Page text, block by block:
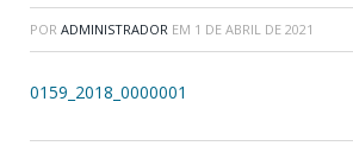
POR ADMINISTRADOR EM 1 DE ABRIL DE 2021
0159_2018_0000001